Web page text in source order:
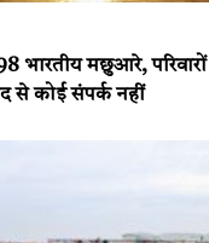
भारतीय मछुआरे, परिवारों
से कोई संपर्क नहीं